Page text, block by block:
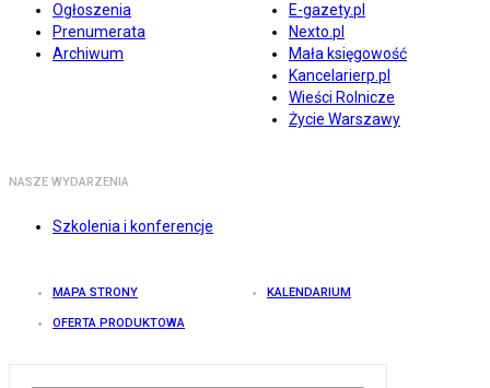
Ogłoszenia
Prenumerata
Archiwum
E-gazety.pl
Nexto.pl
Mała księgowość
Kancelarierp.pl
Wieści Rolnicze
Życie Warszawy
NASZE WYDARZENIA
Szkolenia i konferencje
MAPA STRONY KALENDARIUM
OFERTA PRODUKTOWA